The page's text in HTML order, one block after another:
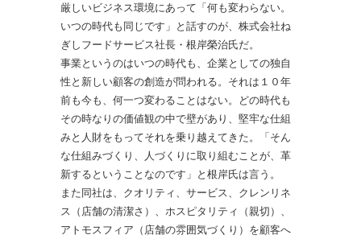
厳しいビジネス環境にあって「何も変わらない。
いつの時代も同じです」と話すのが、株式会社ね
ぎしフードサービス社長・根岸榮治氏だ。
事業というのはいつの時代も、企業としての独自
性と新しい顧客の創造が問われる。それは１０年
前も今も、何一つ変わることはない。どの時代も
その時なりの価値観の中で壁があり、堅牢な仕組
みと人財をもってそれを乗り越えてきた。「そん
な仕組みづくり、人づくりに取り組むことが、革
新するということなのです」と根岸氏は言う。
また同社は、クオリティ、サービス、クレンリネ
ス（店舗の清潔さ）、ホスピタリティ（親切）、
アトモスフィア（店舗の雰囲気づくり）を顧客へ